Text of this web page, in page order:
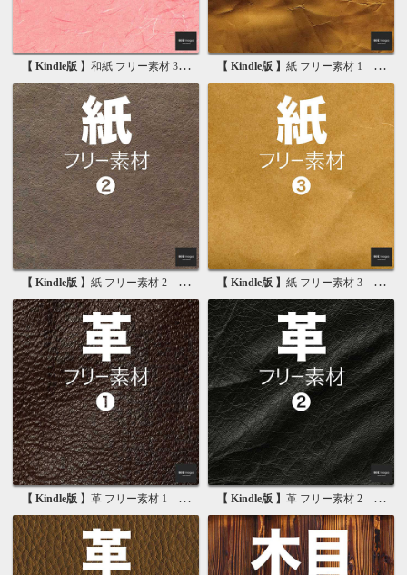
【 Kindle版 】 和紙 フリー素材 3 無料で使える背景素材集 【 Kindle版 】 紙 フリー素材 1 無料で使える写真素材集
【 Kindle版 】 紙 フリー素材 2 無料で使える画像素材集 【 Kindle版 】 紙 フリー素材 3 無料で使える背景素材集
【 Kindle版 】 革 フリー素材 1 無料で使える写真素材集 【 Kindle版 】 革 フリー素材 2 無料で使える画像素材集